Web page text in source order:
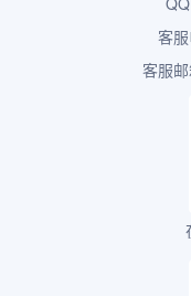
客
客服